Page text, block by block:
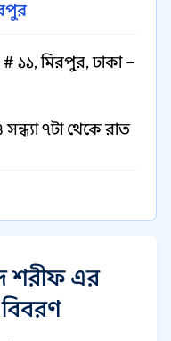
১১, মিরপুর, ঢাকা –
৭টা থেকে রাত
শরীফ এর